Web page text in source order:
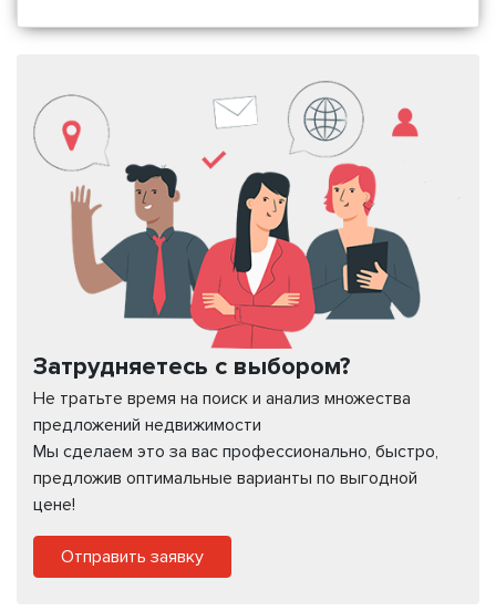
Затрудняетесь с выбором?
Не тратьте время на поиск и анализ множества
предложений недвижимости
Мы сделаем это за вас профессионально, быстро,
предложив оптимальные варианты по выгодной
цене!
Отправить заявку